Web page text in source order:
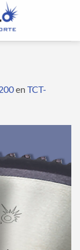
en TCT-